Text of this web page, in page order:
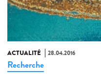
ACTUALITÉ 28.04.2016
Recherche